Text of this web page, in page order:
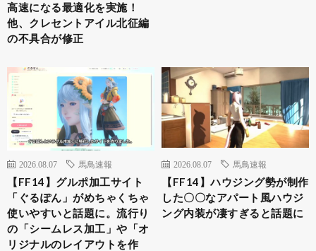
高速になる最適化を実施！
他、クレセントアイル北征編
の不具合が修正
2026.08.07 馬鳥速報
【FF14】グルポ加工サイト
「ぐるぽん」がめちゃくちゃ
使いやすいと話題に。流行り
の「シームレス加工」や「オ
リジナルのレイアウトを作
2026.08.07 馬鳥速報
【FF14】ハウジング勢が制作
した〇〇なアパート風ハウジ
ング内装が凄すぎると話題に